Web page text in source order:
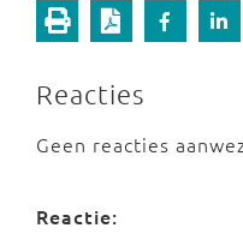
Reacties
Geen reacties
Reactie: